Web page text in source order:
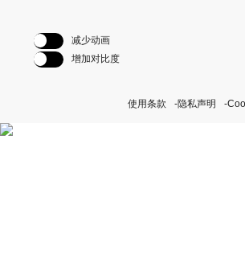
减少动画
增加对比度
使用条款 隐私声明